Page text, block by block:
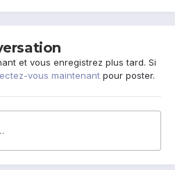
et vous enregistrez plus tard. Si
vous maintenant pour poster.